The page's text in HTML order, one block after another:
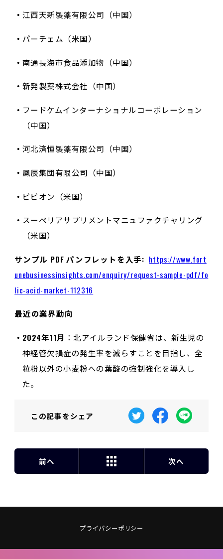
江西天新製薬有限公司（中国）
パーチェム（米国）
南通長海市食品添加物（中国）
新発製薬株式会社（中国）
フードケムインターナショナルコーポレーション
（中国）
河北済恒製薬有限公司（中国）
鳳辰集団有限公司（中国）
ビビオン（米国）
スーペリアサプリメントマニュファクチャリング
（米国）
サンプル PDF パンフレットを入手: https://www.fort
unebusinessinsights.com/enquiry/request-sample-pdf/fo
lic-acid-market-112316
最近の業界動向
2024年11月 ：北アイルランド保健省は、新生児の
神経管欠損症の発生率を減らすことを目指し、全
粒粉以外の小麦粉への葉酸の強制強化を導入し
た。
この記事をシェア
前へ 次へ
プライバシーポリシー